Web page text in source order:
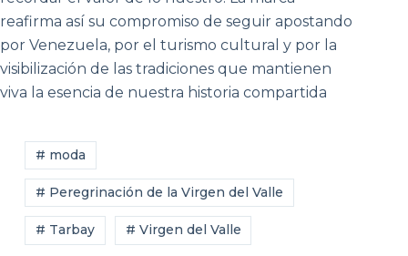
reafirma así su compromiso de seguir apostando
por Venezuela, por el turismo cultural y por la
visibilización de las tradiciones que mantienen
viva la esencia de nuestra historia compartida
# moda
# Peregrinación de la Virgen del Valle
# Tarbay # Virgen del Valle